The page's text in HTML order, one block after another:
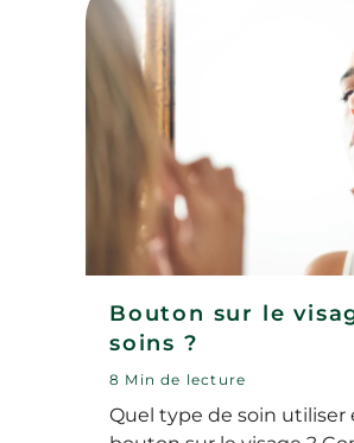
Bouton sur le
soins ?
8 Min de lecture
Quel type de soin utiliser